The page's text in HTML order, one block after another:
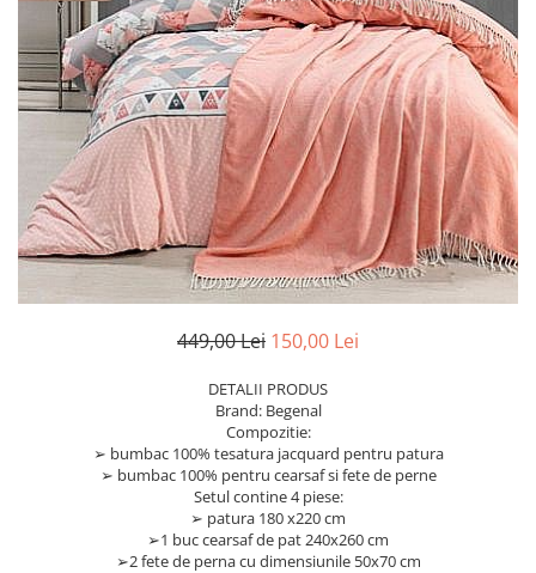
449,00 Lei 150,00 Lei
DETALII PRODUS
Brand: Begenal
Compozitie:
➢ bumbac 100% tesatura jacquard pentru patura
➢ bumbac 100% pentru cearsaf si fete de perne
Setul contine 4 piese:
➢ patura 180 x220 cm
➢1 buc cearsaf de pat 240x260 cm
➢2 fete de perna cu dimensiunile 50x70 cm